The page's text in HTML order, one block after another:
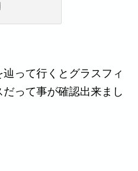
って行くとグラスフィ
って事が確認出来まし